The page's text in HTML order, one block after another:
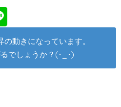
動きになっています。
でしょうか？(･_･)